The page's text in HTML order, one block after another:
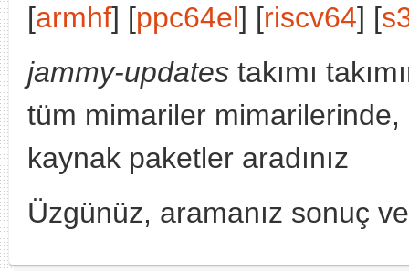
[armhf] [ppc64el] [riscv64] [
jammy-updates takımı
tüm mimariler mimarilerinde,
kaynak paketler aradınız
Üzgünüz, aramanız sonuç